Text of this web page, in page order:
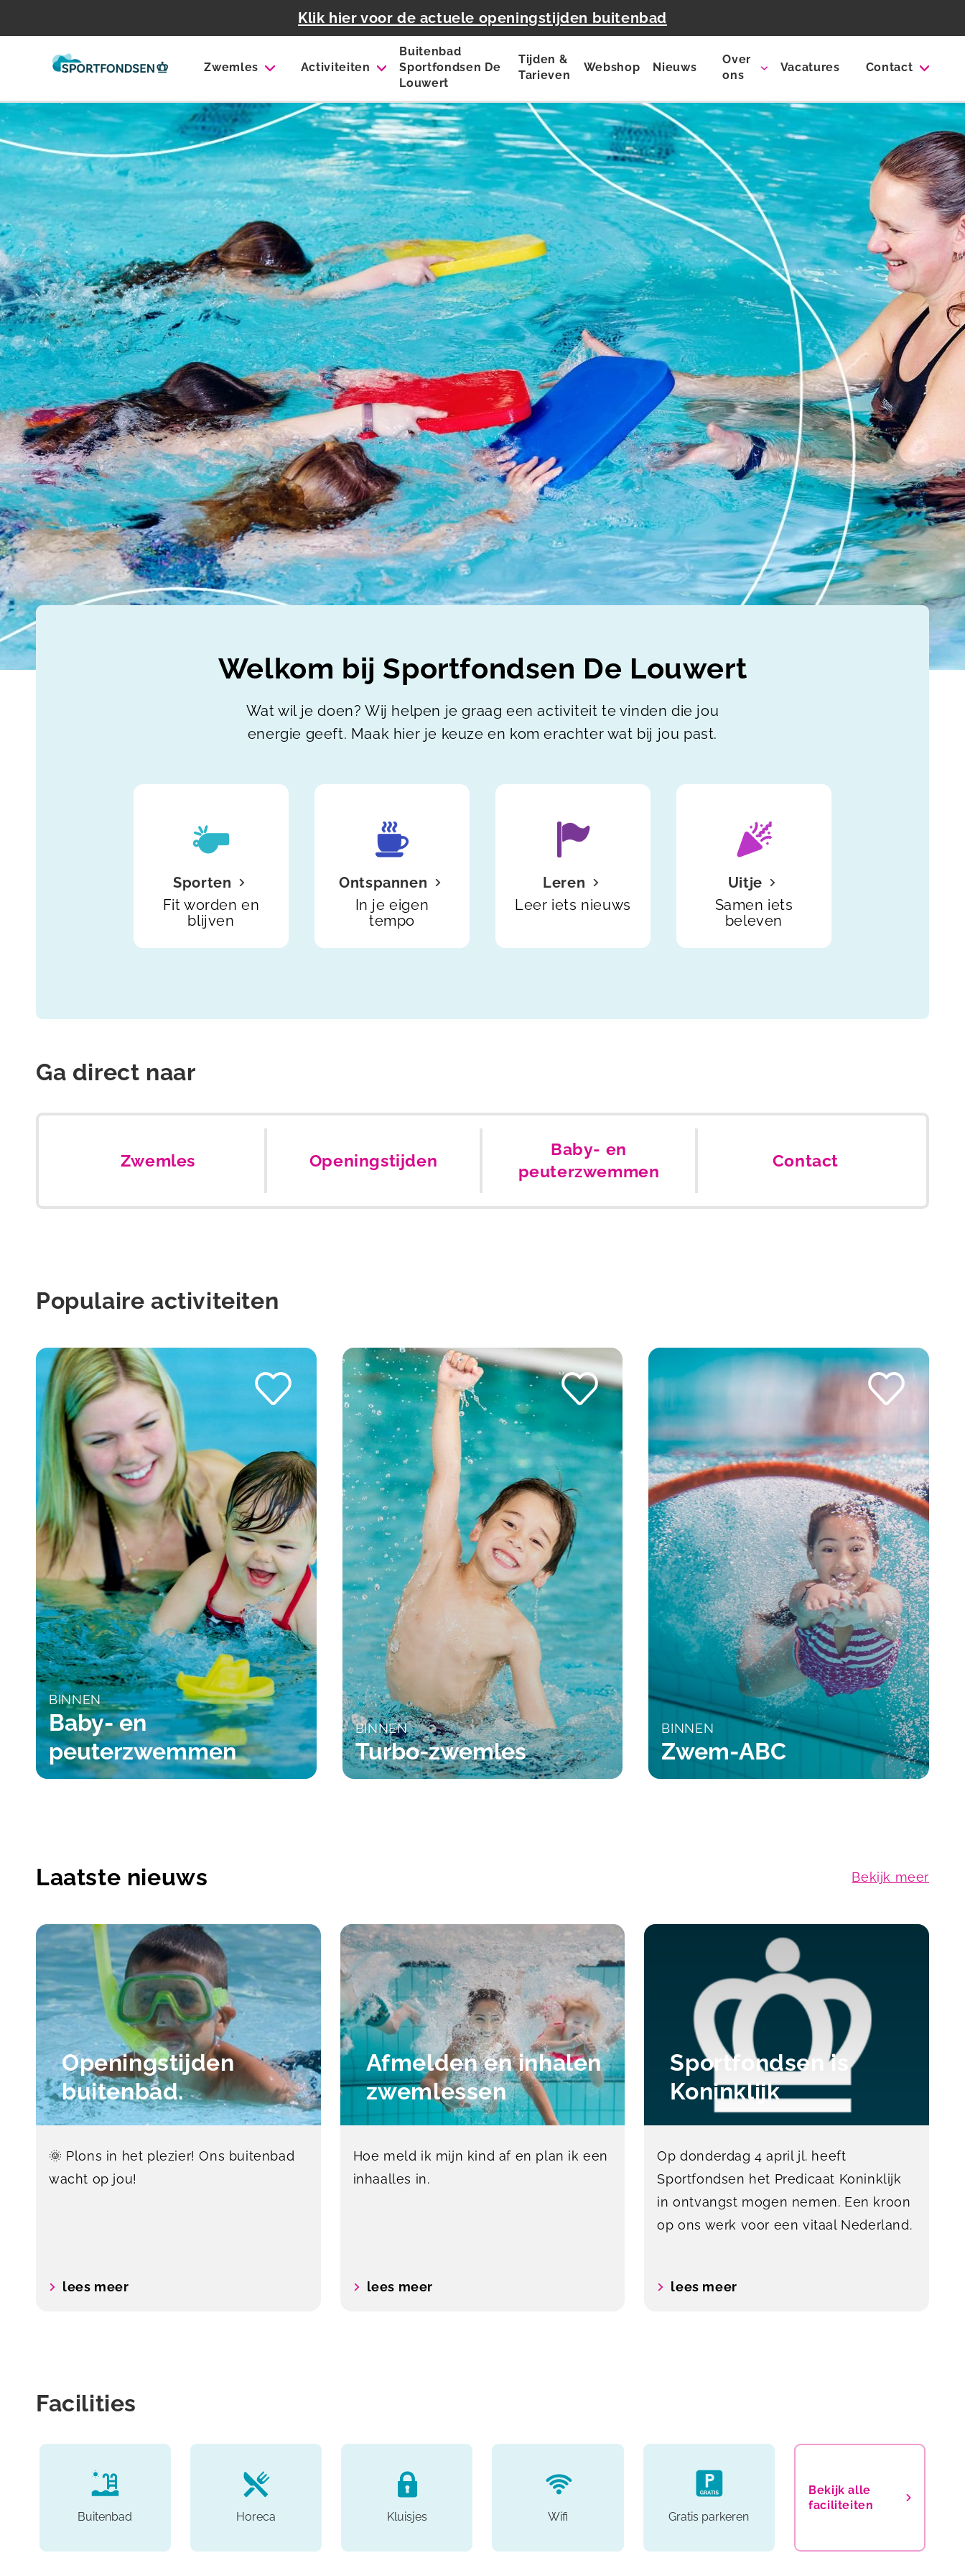
Klik hier voor de actuele openingstijden buitenbad
Zwemles Activiteiten
Buitenbad
Sportfondsen De
Louwert
Tijden &
Tarieven
Webshop Nieuws
Over
ons
Vacatures Contact
Welkom bij Sportfondsen De Louwert
Wat wil je doen? Wij helpen je graag een activiteit te vinden die jou
energie geeft. Maak hier je keuze en kom erachter wat bij jou past.
Sporten
Fit worden en
blijven
Ontspannen
In je eigen
tempo
Leren
Leer iets nieuws
Uitje
Samen iets
beleven
Ga direct naar
Zwemles Openingstijden
Baby- en
peuterzwemmen
Contact
Populaire activiteiten
BINNEN
Baby- en
peuterzwemmen
BINNEN
Turbo-zwemles
BINNEN
Zwem-ABC
Laatste nieuws Bekijk meer
Openingstijden
buitenbad.
🌞 Plons in het plezier! Ons buitenbad
wacht op jou!
lees meer
Afmelden en inhalen
zwemlessen
Hoe meld ik mijn kind af en plan ik een
inhaalles in.
lees meer
Sportfondsen is
Koninklijk
Op donderdag 4 april jl. heeft
Sportfondsen het Predicaat Koninklijk
in ontvangst mogen nemen. Een kroon
op ons werk voor een vitaal Nederland.
lees meer
Facilities
Buitenbad Horeca Kluisjes Wifi Gratis parkeren
Bekijk alle
faciliteiten